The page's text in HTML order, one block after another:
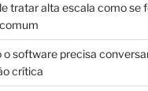
tratar alta escala como se
o software precisa
crítica